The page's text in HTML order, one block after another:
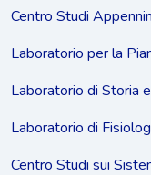
Centro Studi
Laboratorio per la
Laboratorio di Storia
Laboratorio di
Centro Studi sui